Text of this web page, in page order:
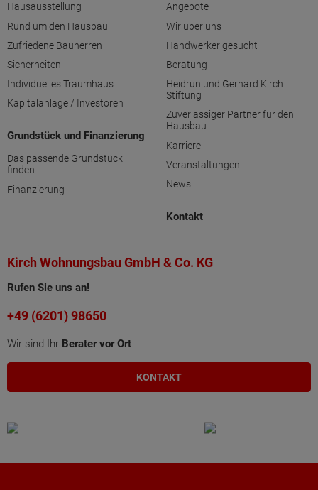
Hausausstellung
Rund um den Hausbau
Zufriedene Bauherren
Sicherheiten
Individuelles Traumhaus
Kapitalanlage / Investoren
Grundstück und Finanzierung
Das passende Grundstück
finden
Finanzierung
Angebote
Wir über uns
Handwerker gesucht
Beratung
Heidrun und Gerhard Kirch
Stiftung
Zuverlässiger Partner für den
Hausbau
Karriere
Veranstaltungen
News
Kontakt
Kirch Wohnungsbau GmbH & Co. KG
Rufen Sie uns an!
+49 (6201) 98650
Wir sind Ihr Berater vor Ort
KONTAKT